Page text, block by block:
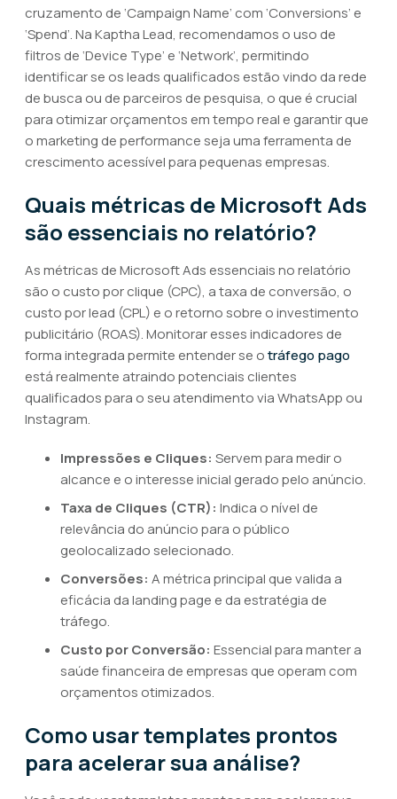
cruzamento de ‘Campaign Name’ com ‘Conversions’ e
‘Spend’. Na Kaptha Lead, recomendamos o uso de
filtros de ‘Device Type’ e ‘Network’, permitindo
identificar se os leads qualificados estão vindo da rede
de busca ou de parceiros de pesquisa, o que é crucial
para otimizar orçamentos em tempo real e garantir que
o marketing de performance seja uma ferramenta de
crescimento acessível para pequenas empresas.
Quais métricas de Microsoft Ads
são essenciais no relatório?
As métricas de Microsoft Ads essenciais no relatório
são o custo por clique (CPC), a taxa de conversão, o
custo por lead (CPL) e o retorno sobre o investimento
publicitário (ROAS). Monitorar esses indicadores de
forma integrada permite entender se otráfego pago
está realmente atraindo potenciais clientes
qualificados para o seu atendimento via WhatsApp ou
Instagram.
Impressões e Cliques: Servem para medir o
alcance e o interesse inicial gerado pelo anúncio.
Taxa de Cliques (CTR): Indica o nível de
relevância do anúncio para o público
geolocalizado selecionado.
Conversões: A métrica principal que valida a
eficácia da landing page e da estratégia de
tráfego.
Custo por Conversão: Essencial para manter a
saúde financeira de empresas que operam com
orçamentos otimizados.
Como usar templates prontos
para acelerar sua análise?